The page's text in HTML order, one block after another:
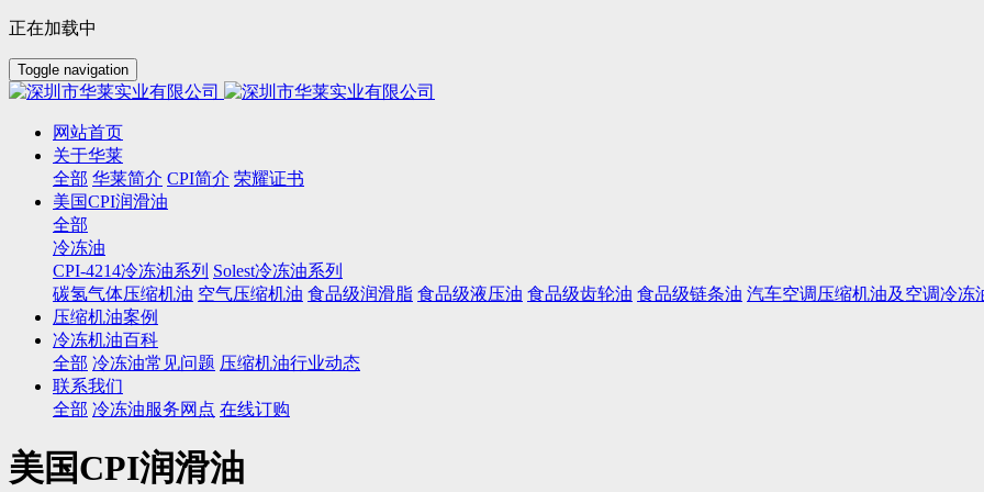
正在加载中
Toggle navigation
网站首页
关于华莱
全部 华莱简介 CPI简介 荣耀证书
美国CPI润滑油
全部
冷冻油
CPI-4214冷冻油系列 Solest冷冻油系列
碳氢气体压缩机油 空气压缩机油 食品级润滑脂 食品级液压油 食品级齿轮油 食品级链条油 汽车空调压缩机油及空调冷冻
压缩机油案例
冷冻机油百科
全部 冷冻油常见问题 压缩机油行业动态
联系我们
全部 冷冻油服务网点 在线订购
美国CPI润滑油